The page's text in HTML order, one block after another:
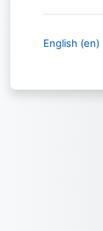
English ‎(en)‎